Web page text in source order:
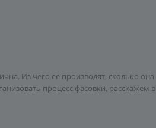
Из чего ее производят, сколько она
процесс фасовки, расскажем в